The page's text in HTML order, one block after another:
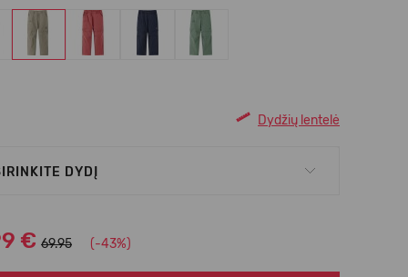
Dydžių lentelė
DYDĮ
€ 69.95 (-43%)